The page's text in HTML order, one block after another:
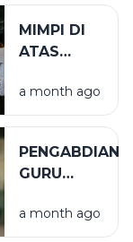
MIMPI DI
ATAS
LUSUH
a month ago
PENGABDIAN
GURU
a month ago